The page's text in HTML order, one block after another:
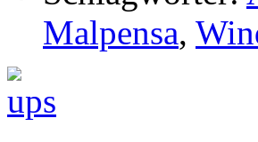
Malpensa,